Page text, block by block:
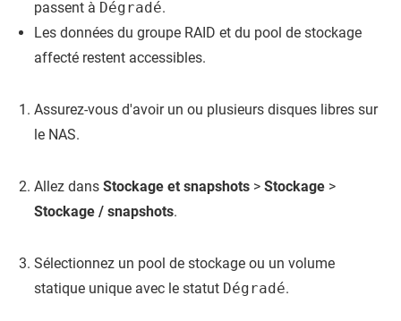
passent à Dégradé.
Les données du groupe RAID et du pool de stockage
affecté restent accessibles.
Assurez-vous d'avoir un ou plusieurs disques libres sur
le NAS.
Allez dans Stockage et snapshots > Stockage >
Stockage / snapshots.
Sélectionnez un pool de stockage ou un volume
statique unique avec le statut Dégradé.